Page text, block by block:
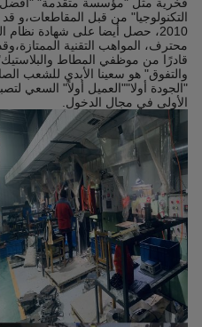
محترف، المواهب التقنية
قادرًا من موظفي المطاط
والتفوق" هو سعينا الأبدي للشعب
"الجودة أولا""العميل أولاً" السعي
الأولى في مجال الدخول.